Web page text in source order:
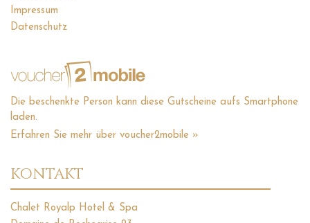
Impressum
Datenschutz
Die beschenkte Person kann diese Gutscheine aufs Smartphone
laden.
Erfahren Sie mehr über voucher2mobile »
KONTAKT
Chalet Royalp Hotel & Spa